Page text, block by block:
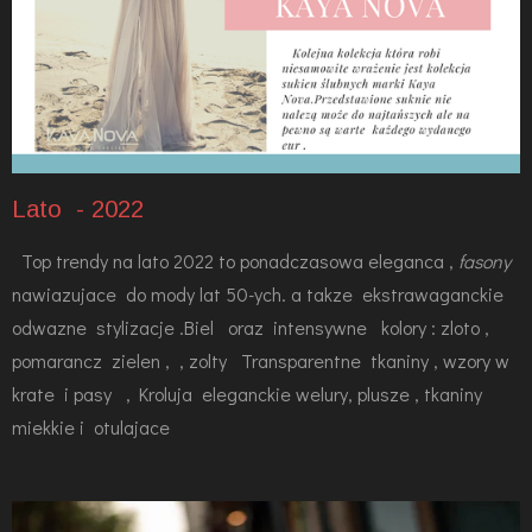
Lato - 2022
Top trendy na lato 2022 to ponadczasowa eleganca , fasony
nawiazujace do mody lat 50-ych. a takze ekstrawaganckie
odwazne stylizacje .Biel oraz intensywne kolory : zloto ,
pomarancz zielen , , zolty Transparentne tkaniny , wzory w
krate i pasy , Kroluja eleganckie welury, plusze , tkaniny
miekkie i otulajace